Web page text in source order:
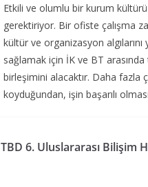
Etkili ve olumlu bir kurum
gerektiriyor. Bir ofiste çalışma
kültür ve organizasyon
sağlamak için İK ve BT
birleşimini alacaktır. Daha fazla
koyduğundan, işin başarılı
TBD 6. Uluslararası Bilişim